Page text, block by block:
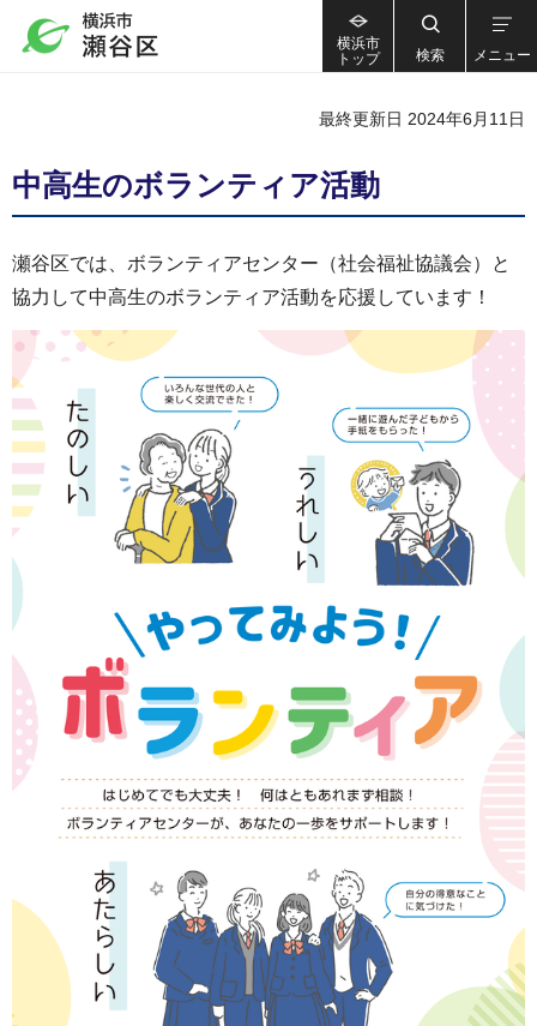
横浜市
トップ
検索 メニュー
最終更新日 2024年6月11日
中高生のボランティア活動
瀬谷区では、ボランティアセンター（社会福祉協議会）と
協力して中高生のボランティア活動を応援しています！